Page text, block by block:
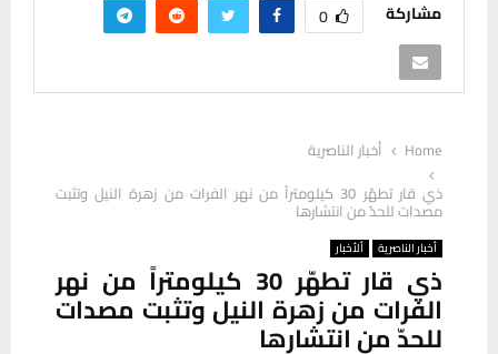
مشاركة 0
Home
أخبار الناصرية
ذي قار تطهّر 30 كيلومتراً من نهر الفرات من زهرة النيل وتثبت
مصدات للحدّ من انتشارها
أخبار الناصرية ألأخبار
ذي قار تطهّر 30 كيلومتراً من نهر
الفرات من زهرة النيل وتثبت مصدات
للحدّ من انتشارها